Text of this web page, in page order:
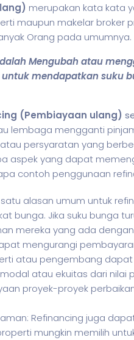
merupakan kata kata
maupun makelar broker
Orang pada umumnya.
Mengubah atau
mendapatkan suku
(Pembiayaan ulang)
lembaga mengganti
persyaratan yang
aspek yang dapat
contoh penggunaan
alasan umum untuk
bunga. Jika suku bunga
mereka yang ada
mengurangi
atau pengembang
atau ekuitas dari nilai
proyek-proyek
Refinancing juga
mungkin memilih